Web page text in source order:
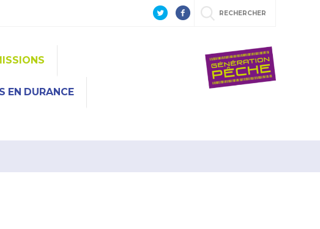
RECHERCHER
EN DURANCE